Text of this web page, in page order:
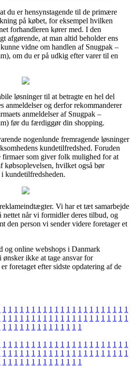
du er hensynstagende til de primære
på købet, for eksempel hvilken
forhandleren kører med. I den
afgørende, at man altid beholder ens
vidne om handlen af Snugpak –
om du er på udkig efter varer til en
løsninger til at betragte en hel del
anmeldelser og derfor rekommanderer
anmeldelser af Snugpak –
før du færdiggør din shopping.
nogenlunde fremragende løsninger
kundetilfredshed. Foruden
firmaer som giver folk mulighed for at
købsoplevelsen, hvilket også bør
kundetilfredsheden.
Vi har et tæt samarbejde
nettet når vi formidler deres tilbud, og
den person vi sender videre foretager et
og online webshops i Danmark
ikke at tage ansvar for
foretaget efter sidste opdatering af de
1 1 1 1 1 1 1 1 1 1 1 1 1 1 1 1 1 1 1 1 1 1
1 1 1 1 1 1 1 1 1 1 1 1 1 1 1 1 1 1 1 1 1 1
1 1 1 1 1 1 1 1 1 1 1 1 1 1
1 1 1 1 1 1 1 1 1 1 1 1 1 1 1 1 1 1 1 1 1 1
1 1 1 1 1 1 1 1 1 1 1 1 1 1 1 1 1 1 1 1 1 1
1 1 1 1 1 1 1 1 1 1 1 1 1 1